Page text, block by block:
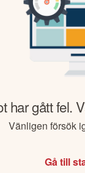
har gått fel.
Vänligen försök
Gå till